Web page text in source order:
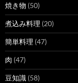
焼き物 (50)
煮込み料理 (20)
簡単料理 (47)
肉 (47)
豆知識 (58)